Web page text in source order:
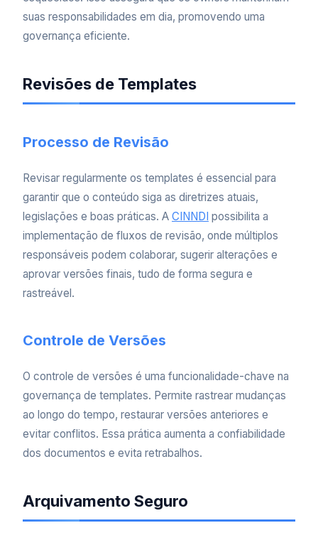
suas responsabilidades em dia, promovendo uma
governança eficiente.
Revisões de Templates
Processo de Revisão
Revisar regularmente os templates é essencial para
garantir que o conteúdo siga as diretrizes atuais,
legislações e boas práticas. A CINNDI possibilita a
implementação de fluxos de revisão, onde múltiplos
responsáveis podem colaborar, sugerir alterações e
aprovar versões finais, tudo de forma segura e
rastreável.
Controle de Versões
O controle de versões é uma funcionalidade-chave na
governança de templates. Permite rastrear mudanças
ao longo do tempo, restaurar versões anteriores e
evitar conflitos. Essa prática aumenta a confiabilidade
dos documentos e evita retrabalhos.
Arquivamento Seguro